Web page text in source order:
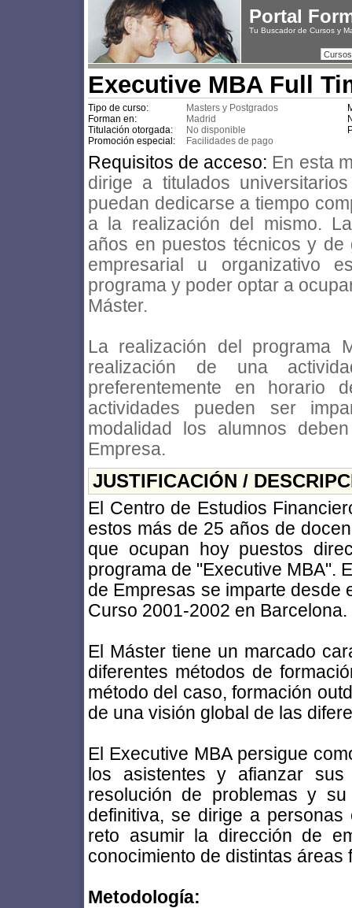
Portal
Tu Buscador de Cursos y
Executive MBA Full
Tipo de curso: Masters y Postgrados
Forman en:
Madrid
Titulación otorgada:
No disponible
Promoción especial:
Facilidades de pago
Requisitos de acceso: En esta
dirige a titulados
puedan dedicarse a tiempo
a la realización del mismo.
años en puestos técnicos y de
empresarial u organizativo
programa y poder optar a
Máster.
La realización del programa
realización de una
preferentemente en horario
actividades pueden ser
modalidad los alumnos
Empresa.
JUSTIFICACIÓN /
El Centro de Estudios
estos más de 25 años de
que ocupan hoy puestos
programa de "Executive MBA".
de Empresas se imparte desde
Curso 2001-2002 en Barcelona.
El Máster tiene un marcado
diferentes métodos de
método del caso, formación
de una visión global de las
El Executive MBA persigue
los asistentes y afianzar
resolución de problemas y
definitiva, se dirige a
reto asumir la dirección de
conocimiento de distintas
Metodología: